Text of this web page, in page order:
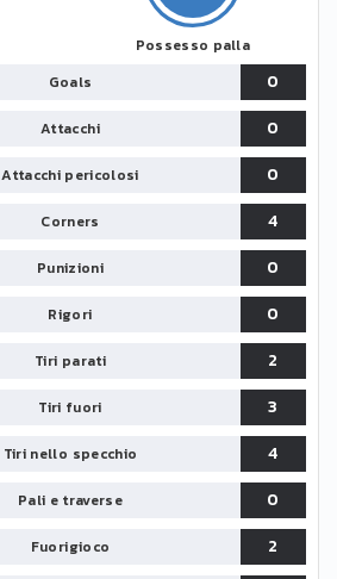
Possesso palla
Goals
0
Attacchi
0
Attacchi pericolosi
0
Corners
4
Punizioni
0
Rigori
0
Tiri parati
2
Tiri fuori
3
Tiri nello specchio
4
Pali e traverse
0
Fuorigioco
2